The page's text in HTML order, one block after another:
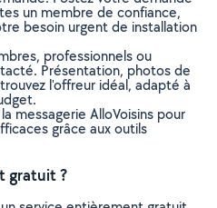
un membre de confiance,
besoin urgent de installation
professionnels ou
Présentation, photos de
l'offreur idéal, adapté à
messagerie AlloVoisins pour
grâce aux outils
gratuit ?